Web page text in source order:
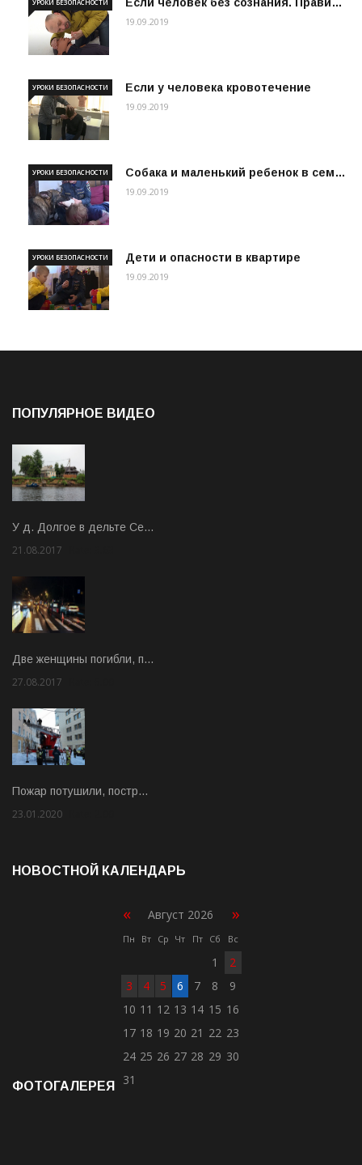
УРОКИ БЕЗОПАСНОСТИ
19.09.2019
Если у человека кровотечение
УРОКИ БЕЗОПАСНОСТИ
19.09.2019
Собака и маленький ребенок в сем…
УРОКИ БЕЗОПАСНОСТИ
19.09.2019
Дети и опасности в квартире
УРОКИ БЕЗОПАСНОСТИ
19.09.2019
ПОПУЛЯРНОЕ ВИДЕО
У д. Долгое в дельте Се…
21.08.2017
Две женщины погибли, п…
27.08.2017
Пожар потушили, постр…
23.01.2020
НОВОСТНОЙ КАЛЕНДАРЬ
« Август 2026 »
Пн Вт Ср Чт Пт Сб Вс
1
2
3
4 5 6 7 8
9
10 11 12 13 14 15 16
17 18 19 20 21 22 23
24 25 26 27 28 29 30
31
ФОТОГАЛЕРЕЯ